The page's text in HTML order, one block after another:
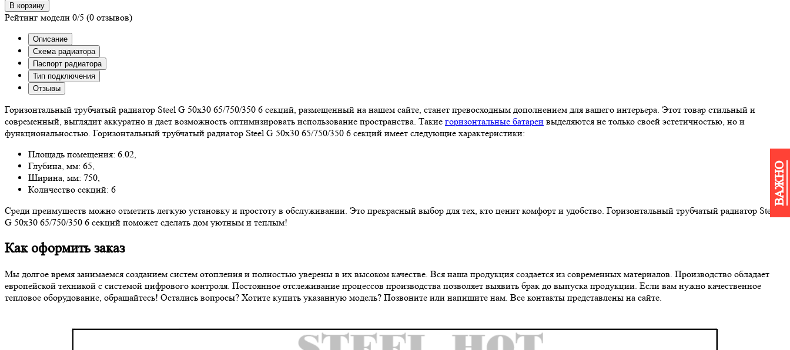
ВАЖНО
В корзину
Рейтинг модели 0/5 (0 отзывов)
Описание
Схема радиатора
Паспорт радиатора
Тип подключения
Отзывы
Горизонтальный трубчатый радиатор Steel G 50х30 65/750/350 6 секций, размещенный на нашем сайте, станет превосходным дополнением для вашего интерьера. Этот товар стильный и
современный, выглядит аккуратно и дает возможность оптимизировать использование пространства. Такие горизонтальные батареи выделяются не только своей эстетичностью, но и
функциональностью. Горизонтальный трубчатый радиатор Steel G 50х30 65/750/350 6 секций имеет следующие характеристики:
Площадь помещения: 6.02,
Глубина, мм: 65,
Ширина, мм: 750,
Количество секций: 6
Среди преимуществ можно отметить легкую установку и простоту в обслуживании. Это прекрасный выбор для тех, кто ценит комфорт и удобство. Горизонтальный трубчатый радиатор Steel
G 50х30 65/750/350 6 секций поможет сделать дом уютным и теплым!
Как оформить заказ
Мы долгое время занимаемся созданием систем отопления и полностью уверены в их высоком качестве. Вся наша продукция создается из современных материалов. Производство обладает
европейской техникой c системой цифрового контроля. Постоянное отслеживание процессов производства позволяет выявить брак до выпуска продукции. Если вам нужно качественное
тепловое оборудование, обращайтесь! Остались вопросы? Хотите купить указанную модель? Позвоните или напишите нам. Все контакты представлены на сайте.